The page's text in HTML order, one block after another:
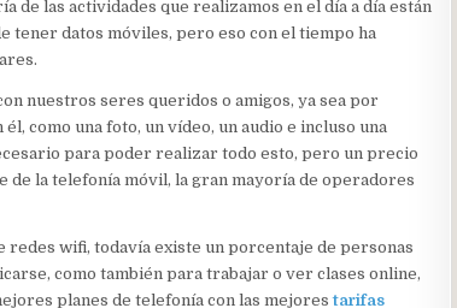
de las actividades que realizamos en el día a día están
tener datos móviles, pero eso con el tiempo ha
nuestros seres queridos o amigos, ya sea por
como una foto, un vídeo, un audio e incluso una
para poder realizar todo esto, pero un precio
la telefonía móvil, la gran mayoría de operadores
redes wifi, todavía existe un porcentaje de personas
como también para trabajar o ver clases online,
planes de telefonía con las mejorestarifas